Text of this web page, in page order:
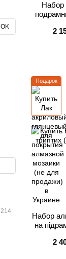
Набор
2
Подарок
Набор
на
2
OK
214